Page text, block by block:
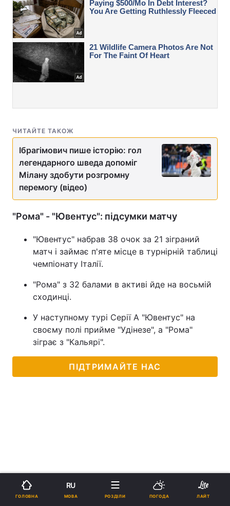
ЧИТАЙТЕ ТАКОЖ
Ібрагімович пише історію: гол
легендарного шведа допоміг
Мілану здобути розгромну
перемогу (відео)
"Рома" - "Ювентус": підсумки матчу
"Ювентус" набрав 38 очок за 21 зіграний
матч і займає п'яте місце в турнірній таблиці
чемпіонату Італії.
"Рома" з 32 балами в активі йде на восьмій
сходинці.
У наступному турі Серії А "Ювентус" на
своєму полі прийме "Удінезе", а "Рома"
зіграє з "Кальярі".
ПІДТРИМАЙТЕ НАС
ГОЛОВНА
RU
МОВА РОЗДІЛИ ПОГОДА ЛАЙТ